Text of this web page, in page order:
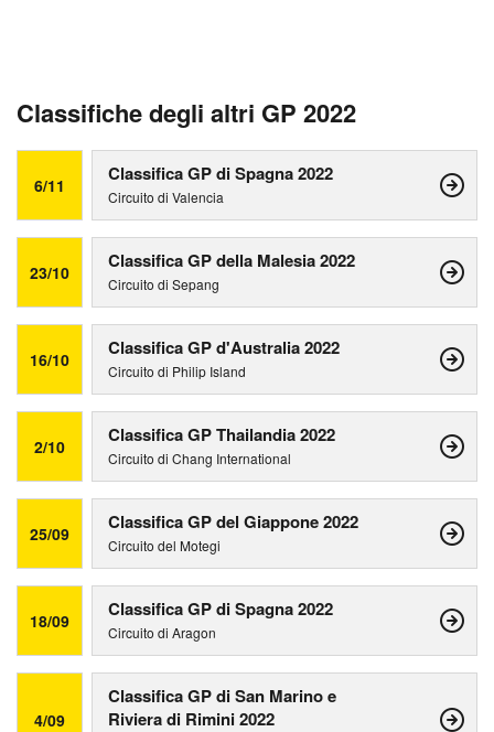
Classifiche degli altri GP 2022
6/11 Classifica GP di Spagna 2022
Circuito di Valencia
23/10 Classifica GP della Malesia 2022
Circuito di Sepang
16/10 Classifica GP d'Australia 2022
Circuito di Philip Island
2/10 Classifica GP Thailandia 2022
Circuito di Chang International
25/09 Classifica GP del Giappone 2022
Circuito del Motegi
18/09 Classifica GP di Spagna 2022
Circuito di Aragon
4/09
Classifica GP di San Marino e
Riviera di Rimini 2022